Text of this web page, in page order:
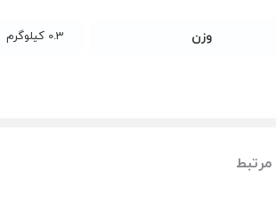
وزن 0.3 کیلوگرم
مرتبط